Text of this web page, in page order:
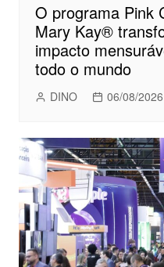
O programa Pink
Mary Kay®
impacto
todo o mundo
DINO 06/08/2026